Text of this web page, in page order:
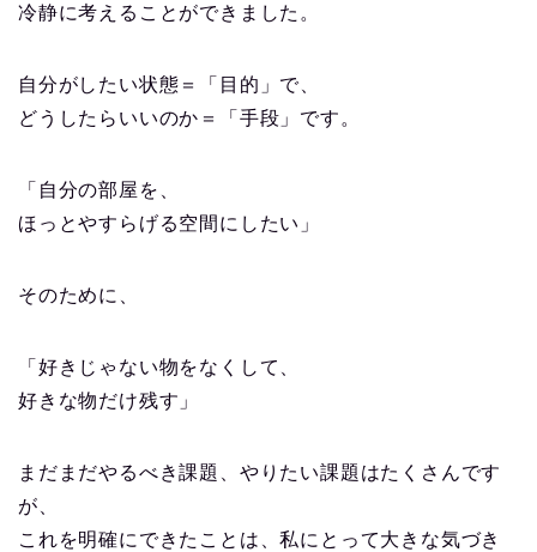
冷静に考えることができました。
自分がしたい状態＝「目的」で、
どうしたらいいのか＝「手段」です。
「自分の部屋を、
ほっとやすらげる空間にしたい」
そのために、
「好きじゃない物をなくして、
好きな物だけ残す」
まだまだやるべき課題、やりたい課題はたくさんです
が、
これを明確にできたことは、私にとって大きな気づき